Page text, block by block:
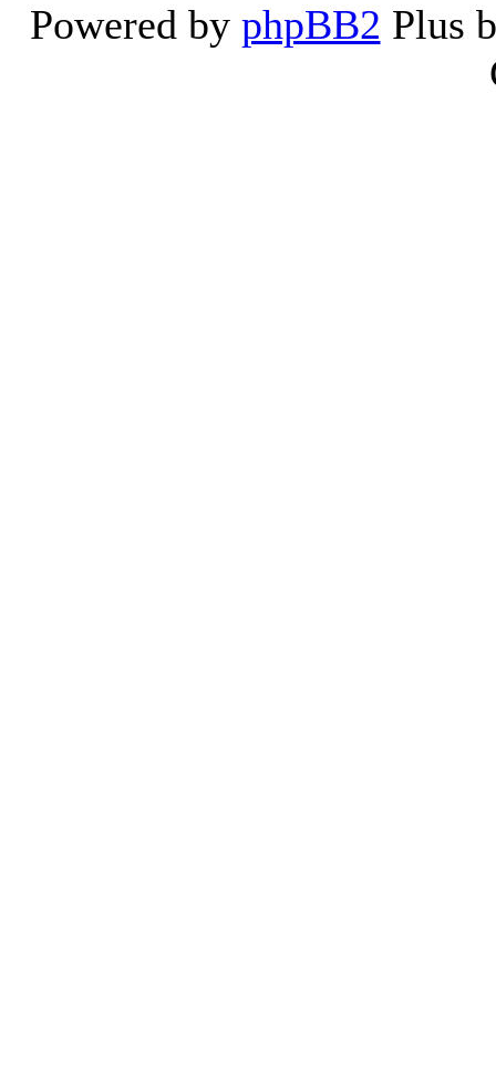
Powered by phpBB2 Plus